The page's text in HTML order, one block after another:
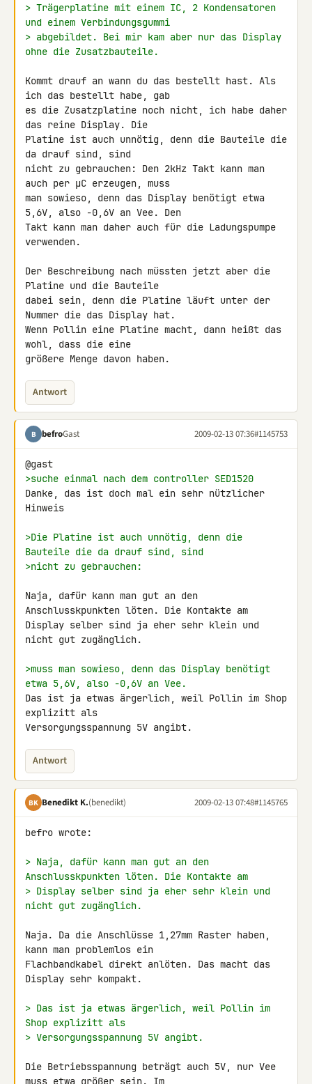
> Trägerplatine mit einem IC, 2 Kondensatoren
und einem Verbindungsgummi
> abgebildet. Bei mir kam aber nur das Display
ohne die Zusatzbauteile.
Kommt drauf an wann du das bestellt hast. Als
ich das bestellt habe, gab
es die Zusatzplatine noch nicht, ich habe daher
das reine Display. Die
Platine ist auch unnötig, denn die Bauteile die
da drauf sind, sind
nicht zu gebrauchen: Den 2kHz Takt kann man
auch per µC erzeugen, muss
man sowieso, denn das Display benötigt etwa
5,6V, also -0,6V an Vee. Den
Takt kann man daher auch für die Ladungspumpe
verwenden.
Der Beschreibung nach müssten jetzt aber die
Platine und die Bauteile
dabei sein, denn die Platine läuft unter der
Nummer die das Display hat.
Wenn Pollin eine Platine macht, dann heißt das
wohl, dass die eine
größere Menge davon haben.
Antwort
B befroGast 2009-02-13 07:36#1145753
>suche einmal nach dem controller SED1520
Danke, das ist doch mal ein sehr nützlicher
Hinweis
>Die Platine ist auch unnötig, denn die
Bauteile die da drauf sind, sind
>nicht zu gebrauchen:
Naja, dafür kann man gut an den
Anschlusskpunkten löten. Die Kontakte am
Display selber sind ja eher sehr klein und
nicht gut zugänglich.
>muss man sowieso, denn das Display benötigt
etwa 5,6V, also -0,6V an Vee.
Das ist ja etwas ärgerlich, weil Pollin im Shop
explizitt als
Versorgungsspannung 5V angibt.
Antwort
BK Benedikt K.(benedikt) 2009-02-13 07:48#1145765
befro wrote:
> Naja, dafür kann man gut an den
Anschlusskpunkten löten. Die Kontakte am
> Display selber sind ja eher sehr klein und
nicht gut zugänglich.
Naja. Da die Anschlüsse 1,27mm Raster haben,
kann man problemlos ein
Flachbandkabel direkt anlöten. Das macht das
Display sehr kompakt.
> Das ist ja etwas ärgerlich, weil Pollin im
Shop explizitt als
> Versorgungsspannung 5V angibt.
Die Betriebsspannung beträgt auch 5V, nur Vee
muss etwa größer sein. Im